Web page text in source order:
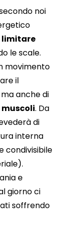
noi
limitare
le scale.
movimento
il
anche di
. Da
di
interna
condivisibile
e
giorno ci
soffrendo